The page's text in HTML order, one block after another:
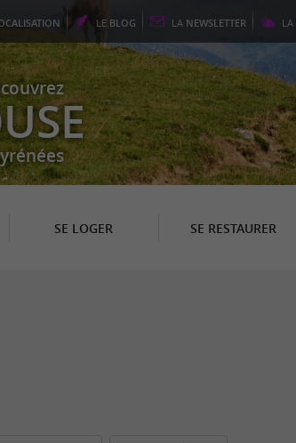
LE BLOG LA NEWSLETTER LA
SE LOGER SE RESTAURER